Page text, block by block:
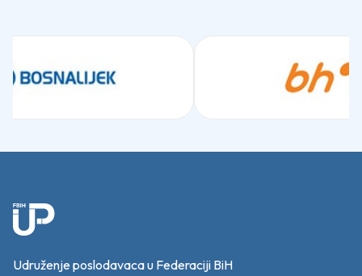
Udruženje poslodavaca u Federaciji BiH